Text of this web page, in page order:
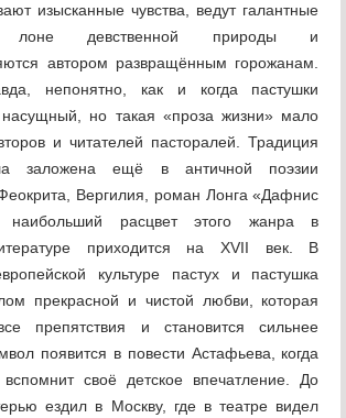
изысканные чувства, ведут галантные
девственной природы и
автором развращённым горожанам.
непонятно, как и когда пастушки
но такая «проза жизни» мало
и читателей пасторалей. Традиция
заложена ещё в античной поэзии
Вергилия, роман Лонга «Дафнис
расцвет этого жанра в
приходится на XVII век. В
культуре пастух и пастушка
прекрасной и чистой любви, которая
препятствия и становится сильнее
появится в повести Астафьева, когда
своё детское впечатление. До
ездил в Москву, где в театре видел